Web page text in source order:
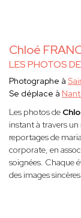
Chloé
LES PHOTOS
Photographe à
Se déplace à
Les photos de
instant à travers un
reportages de
corporate, en
soignées. Chaque
des images